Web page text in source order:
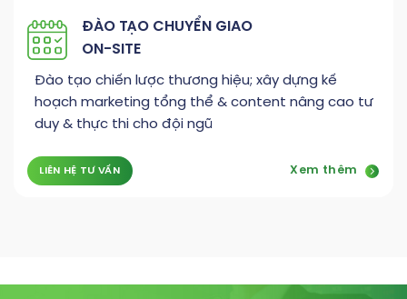
ĐÀO TẠO CHUYỂN GIAO
ON-SITE
Đào tạo chiến lược thương hiệu; xây dựng kế
hoạch marketing tổng thể & content nâng cao tư
duy & thực thi cho đội ngũ
LIÊN HỆ TƯ VẤN Xem thêm